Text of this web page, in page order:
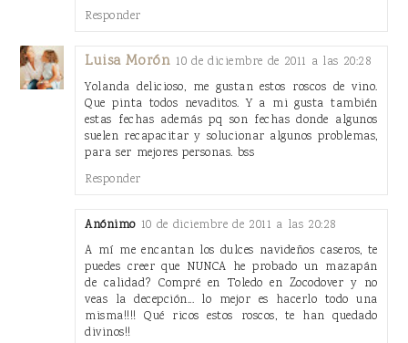
Responder
Luisa Morón 10 de diciembre de 2011 a las 20:28
Yolanda delicioso, me gustan estos roscos de vino.
Que pinta todos nevaditos. Y a mi gusta también
estas fechas además pq son fechas donde algunos
suelen recapacitar y solucionar algunos problemas,
para ser mejores personas. bss
Responder
Anónimo 10 de diciembre de 2011 a las 20:28
A mí me encantan los dulces navideños caseros, te
puedes creer que NUNCA he probado un mazapán
de calidad? Compré en Toledo en Zocodover y no
veas la decepción... lo mejor es hacerlo todo una
misma!!!! Qué ricos estos roscos, te han quedado
divinos!!